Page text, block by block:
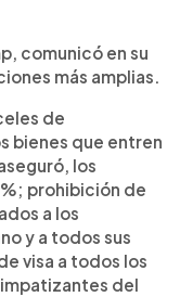
comunicó en su
más amplias.
de
bienes que entren
los
prohibición de
a los
y a todos sus
visa a todos los
del